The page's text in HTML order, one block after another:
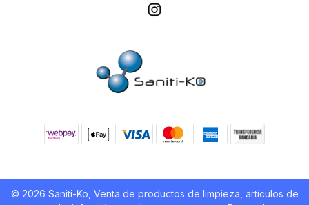
© 2026 Saniti-Ko, Venta de productos de limpieza, artículos de